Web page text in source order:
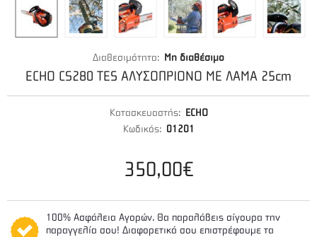
Διαθεσιμότητα: Μη διαθέσιμο
ECHO CS280 TES ΑΛΥΣΟΠΡΙΟΝΟ ΜΕ ΛΑΜΑ 25cm
Κατασκευαστής: ECHO
Κωδικός: 01201
350,00€
100% Ασφάλεια Αγορών. Θα παραλάβεις σίγουρα την
παραγγελία σου! Διαφορετικά σου επιστρέφουμε τα